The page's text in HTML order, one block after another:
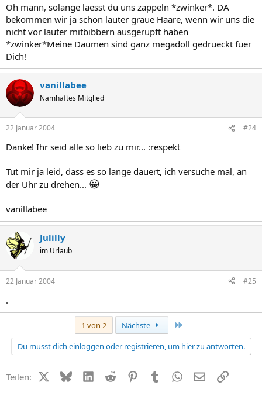
Oh mann, solange laesst du uns zappeln *zwinker*. DA
bekommen wir ja schon lauter graue Haare, wenn wir uns die
nicht vor lauter mitbibbern ausgerupft haben
*zwinker*Meine Daumen sind ganz megadoll gedrueckt fuer
Dich!
vanillabee
Namhaftes Mitglied
22 Januar 2004 #24
Danke! Ihr seid alle so lieb zu mir... :respekt
Tut mir ja leid, dass es so lange dauert, ich versuche mal, an
der Uhr zu drehen... 😀
vanillabee
Julilly
im Urlaub
22 Januar 2004 #25
.
1 von 2 Nächste
Du musst dich einloggen oder registrieren, um hier zu antworten.
Teilen: X (Twitter)
BlueskyLinkedIn
Reddit PinterestTumblr WhatsApp
E-MailLink